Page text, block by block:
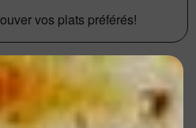
vos plats préférés!